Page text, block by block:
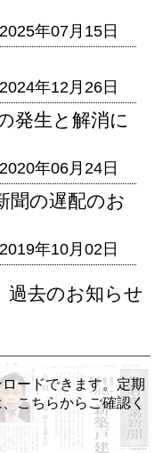
2025年07月15日
2024年12月26日
発生と解消に
2020年06月24日
聞の遅配のお
2019年10月02日
過去のお知らせ
ードできます。定期
こちらからご確認く